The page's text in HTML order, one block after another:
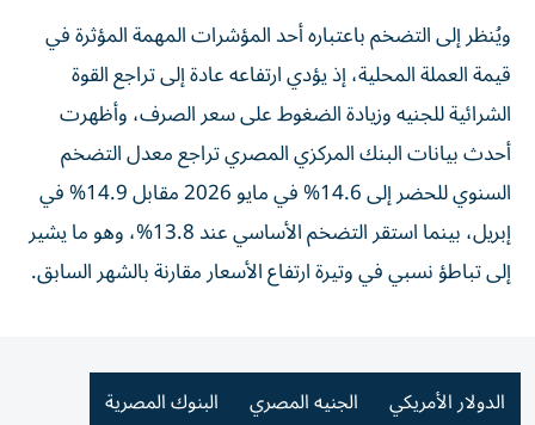
ويُنظر إلى التضخم باعتباره أحد المؤشرات المهمة المؤثرة في
قيمة العملة المحلية، إذ يؤدي ارتفاعه عادة إلى تراجع القوة
الشرائية للجنيه وزيادة الضغوط على سعر الصرف، وأظهرت
أحدث بيانات البنك المركزي المصري تراجع معدل التضخم
السنوي للحضر إلى 14.6% في مايو 2026 مقابل 14.9% في
إبريل، بينما استقر التضخم الأساسي عند 13.8%، وهو ما يشير
إلى تباطؤ نسبي في وتيرة ارتفاع الأسعار مقارنة بالشهر السابق.
الدولار الأمريكي الجنيه المصري البنوك المصرية